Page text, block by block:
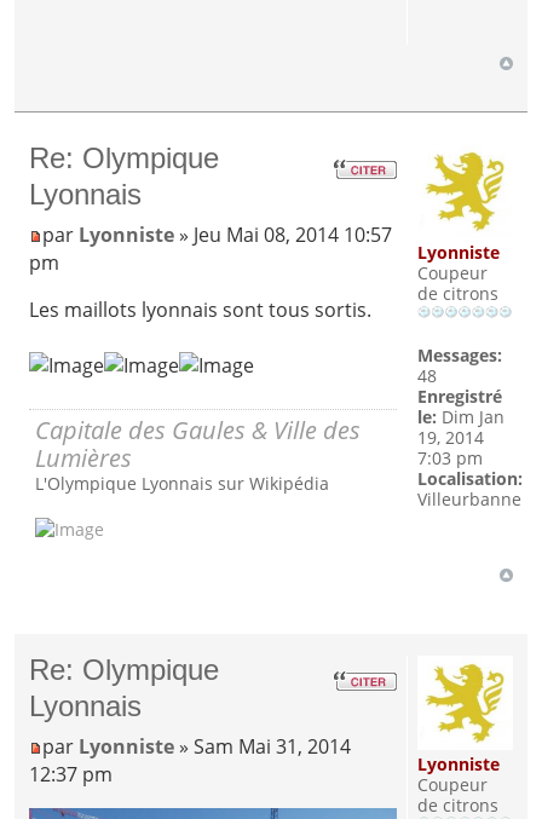
Re: Olympique
Lyonnais
par Lyonniste» Jeu Mai 08, 2014 10:57
pm
Les maillots lyonnais sont tous sortis.
Capitale des Gaules & Ville des
Lumières
L'Olympique Lyonnais sur Wikipédia
Lyonniste
Coupeur
de citrons
Messages:
48
Enregistré
le: Dim Jan
19, 2014
7:03 pm
Localisation:
Villeurbanne
Re: Olympique
Lyonnais
par Lyonniste » Sam Mai 31, 2014
12:37 pm
Lyonniste
Coupeur
de citrons